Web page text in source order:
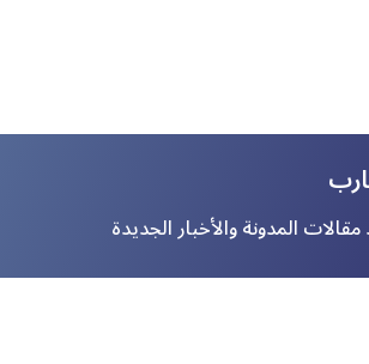
المدونة والأخبار الجديدة